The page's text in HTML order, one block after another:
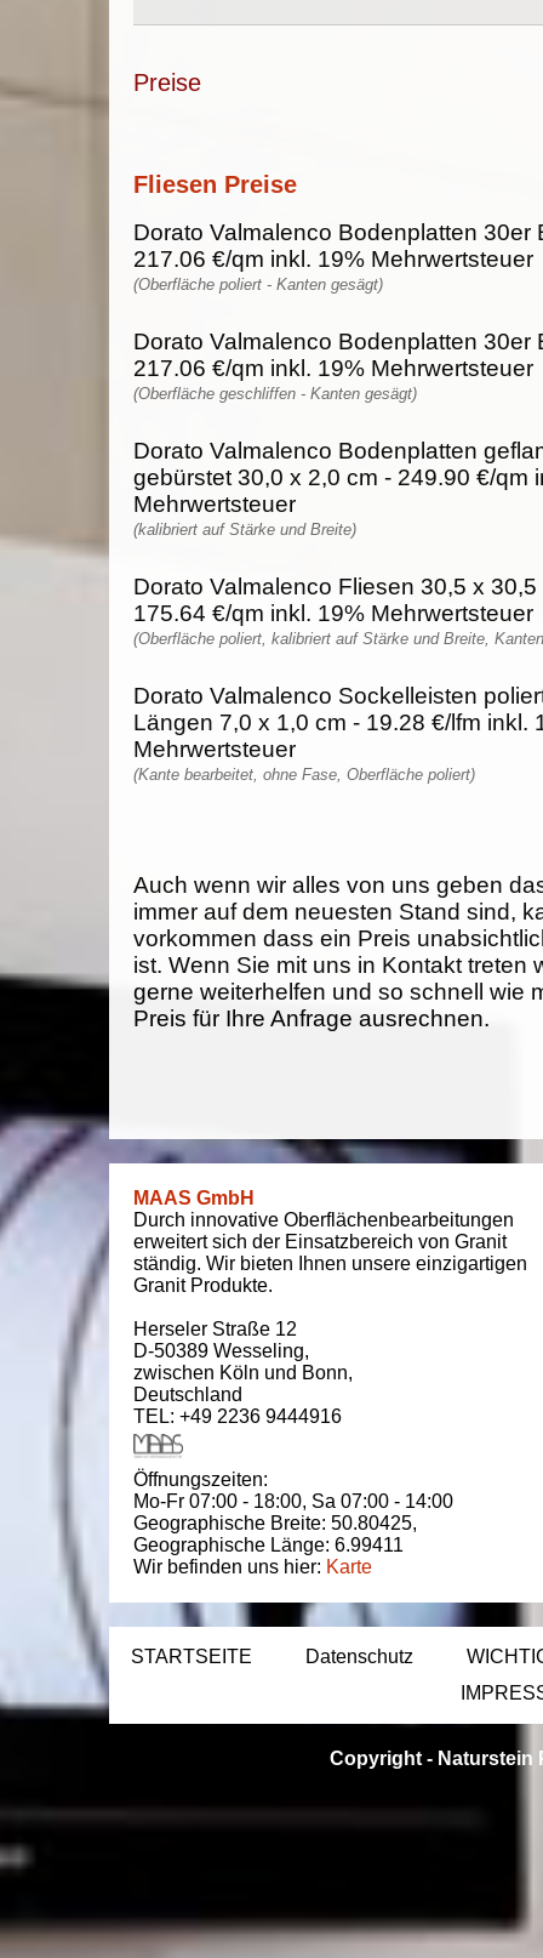
Preise
Fliesen Preise
Dorato Valmalenco Bodenplatten 30er
217.06 €/qm inkl. 19% Mehrwertsteuer
(Oberfläche poliert - Kanten gesägt)
Dorato Valmalenco Bodenplatten 30er
217.06 €/qm inkl. 19% Mehrwertsteuer
(Oberfläche geschliffen - Kanten gesägt)
Dorato Valmalenco Bodenplatten
gebürstet 30,0 x 2,0 cm - 249.90 €/qm
Mehrwertsteuer
(kalibriert auf Stärke und Breite)
Dorato Valmalenco Fliesen 30,5 x 30,5
175.64 €/qm inkl. 19% Mehrwertsteuer
(Oberfläche poliert, kalibriert auf Stärke und Breite,
Dorato Valmalenco Sockelleisten
Längen 7,0 x 1,0 cm - 19.28 €/lfm inkl.
Mehrwertsteuer
(Kante bearbeitet, ohne Fase, Oberfläche poliert)
Auch wenn wir alles von uns geben
immer auf dem neuesten Stand sind,
vorkommen dass ein Preis
ist. Wenn Sie mit uns in Kontakt treten
gerne weiterhelfen und so schnell wie
Preis für Ihre Anfrage ausrechnen.
MAAS GmbH
Durch innovative Oberflächenbearbeitungen
erweitert sich der Einsatzbereich von Granit
ständig. Wir bieten Ihnen unsere einzigartigen
Granit Produkte.
Herseler Straße 12
D-50389 Wesseling,
zwischen Köln und Bonn,
Deutschland
TEL: +49 2236 9444916
Öffnungszeiten:
Mo-Fr 07:00 - 18:00, Sa 07:00 - 14:00
Geographische Breite: 50.80425,
Geographische Länge: 6.99411
Wir befinden uns hier: Karte
STARTSEITE Datenschutz
Copyright - Naturstein